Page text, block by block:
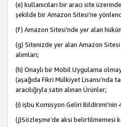
(e) kullanıcıları bir aracı site
şekilde bir Amazon Sitesi’ne
(f) Amazon Sitesi’nde yer alan
(g) Sitenizde yer alan Amazon
alımları;
(h) Onaylı bir Mobil Uygulama
(aşağıda Fikri Mülkiyet Lisansı’nda
aracılığıyla satın alınan Ürünler;
(i) işbu Komisyon Geliri
(j)Sözleşme’de aksi belirtilmemesi